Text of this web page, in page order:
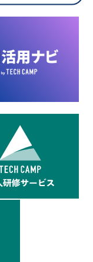
用について
・プラットフォ
機歴及びその分
結びつけた上